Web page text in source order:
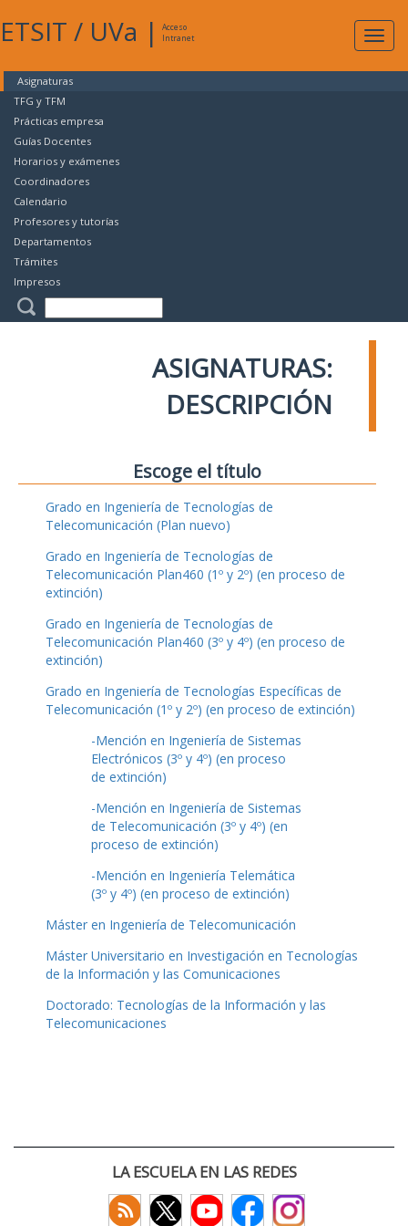
ETSIT / UVa |
Acceso
Intranet
Asignaturas
TFG y TFM
Prácticas empresa
Guías Docentes
Horarios y exámenes
Coordinadores
Calendario
Profesores y tutorías
Departamentos
Trámites
Impresos
ASIGNATURAS:
DESCRIPCIÓN
Escoge el título
Grado en Ingeniería de Tecnologías de
Telecomunicación (Plan nuevo)
Grado en Ingeniería de Tecnologías de
Telecomunicación Plan460 (1º y 2º) (en proceso de
extinción)
Grado en Ingeniería de Tecnologías de
Telecomunicación Plan460 (3º y 4º) (en proceso de
extinción)
Grado en Ingeniería de Tecnologías Específicas de
Telecomunicación (1º y 2º) (en proceso de extinción)
-Mención en Ingeniería de Sistemas
Electrónicos (3º y 4º) (en proceso
de extinción)
-Mención en Ingeniería de Sistemas
de Telecomunicación (3º y 4º) (en
proceso de extinción)
-Mención en Ingeniería Telemática
(3º y 4º) (en proceso de extinción)
Máster en Ingeniería de Telecomunicación
Máster Universitario en Investigación en Tecnologías
de la Información y las Comunicaciones
Doctorado: Tecnologías de la Información y las
Telecomunicaciones
LA ESCUELA EN LAS REDES